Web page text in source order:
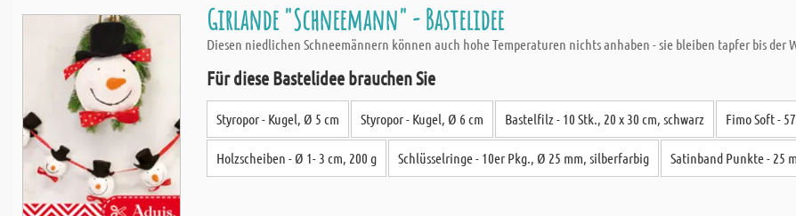
Girlande "Schneemann" - Bastelidee
Diesen niedlichen Schneemännern können auch hohe Temperaturen nichts anhaben - sie bleiben tapfer bis der
Für diese Bastelidee brauchen Sie
Styropor - Kugel, Ø 5 cm Styropor - Kugel, Ø 6 cm Bastelfilz - 10 Stk., 20 x 30 cm, schwarz Fimo Soft -
Holzscheiben - Ø 1- 3 cm, 200 g Schlüsselringe - 10er Pkg., Ø 25 mm, silberfarbig Satinband Punkte - 25